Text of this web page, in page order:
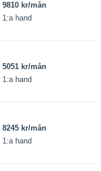
9810 kr/mån
1:a hand
5051 kr/mån
1:a hand
8245 kr/mån
1:a hand